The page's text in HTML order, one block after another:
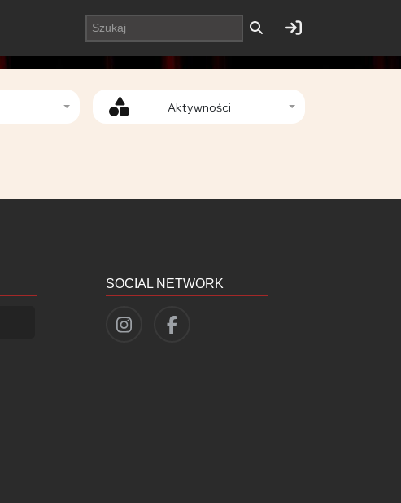
Aktywności
SOCIAL NETWORK